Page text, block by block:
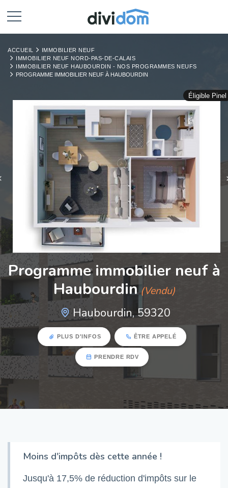
ACCUEIL
IMMOBILIER NEUF
IMMOBILIER NEUF NORD-PAS-DE-CALAIS
IMMOBILIER NEUF HAUBOURDIN - NOS PROGRAMMES NEUFS
PROGRAMME IMMOBILIER NEUF À HAUBOURDIN
Éligible Pinel
Programme immobilier neuf à
Haubourdin(Vendu)
Haubourdin, 59320
PLUS D'INFOS ÊTRE APPELÉ
PRENDRE RDV
Moins d'impôts dès cette année !
Jusqu'à 17,5% de réduction d'impôts sur le